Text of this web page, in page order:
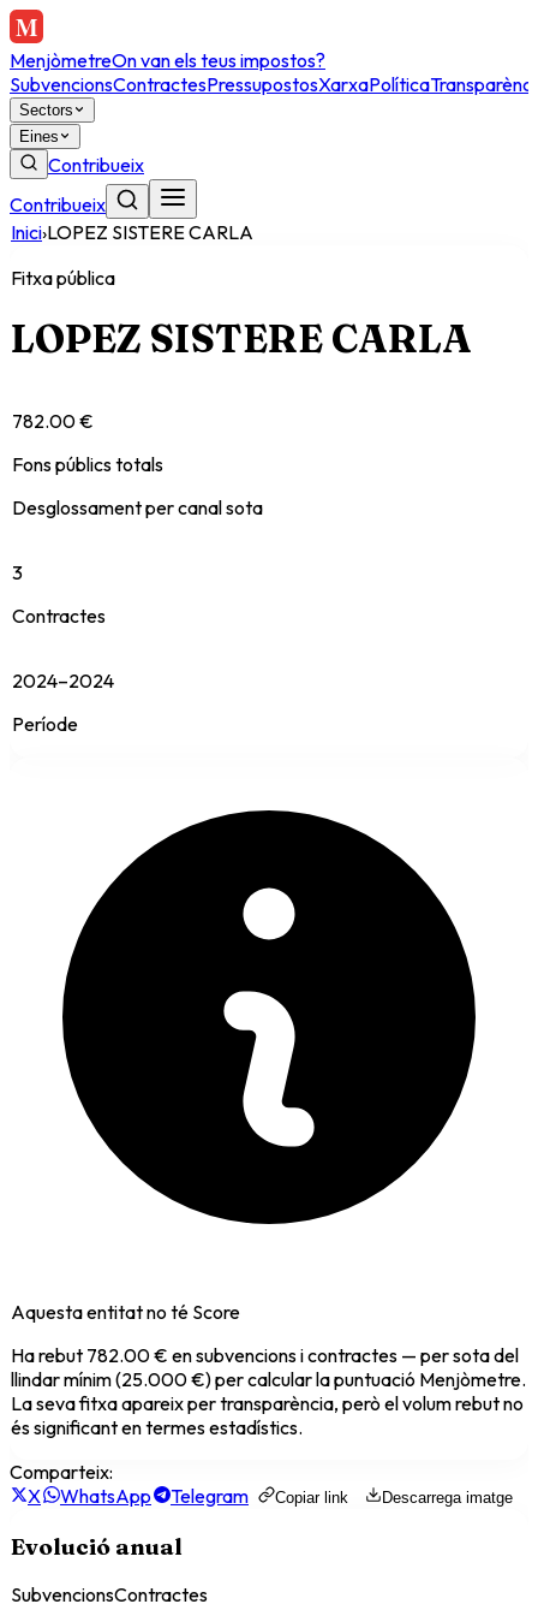
MenjòmetreOn van els teus impostos?
SubvencionsContractesPressupostosXarxaPolítica
Sectors
Eines
Contribueix
Contribueix
Inici›LOPEZ SISTERE CARLA
Fitxa pública
LOPEZ SISTERE CARLA
782.00 €
Fons públics totals
Desglossament per canal sota
3
Contractes
2024–2024
Període
Aquesta entitat no té Score
Ha rebut 782.00 € en subvencions i contractes — per sota del
llindar mínim (25.000 €) per calcular la puntuació Menjòmetre.
La seva fitxa apareix per transparència, però el volum rebut no
és significant en termes estadístics.
Comparteix:
X
WhatsApp Telegram Copiar link Descarrega imatge
Evolució anual
SubvencionsContractes